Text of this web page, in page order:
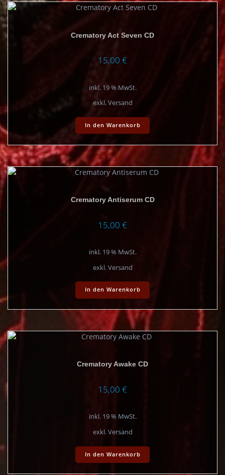
Crematory Act Seven CD
15,00 €
inkl. 19 % MwSt.
exkl. Versand
In den Warenkorb
Crematory Antiserum CD
15,00 €
inkl. 19 % MwSt.
exkl. Versand
In den Warenkorb
Crematory Awake CD
15,00 €
inkl. 19 % MwSt.
exkl. Versand
In den Warenkorb